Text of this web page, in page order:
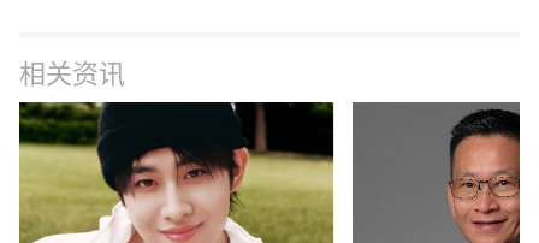
相关资讯